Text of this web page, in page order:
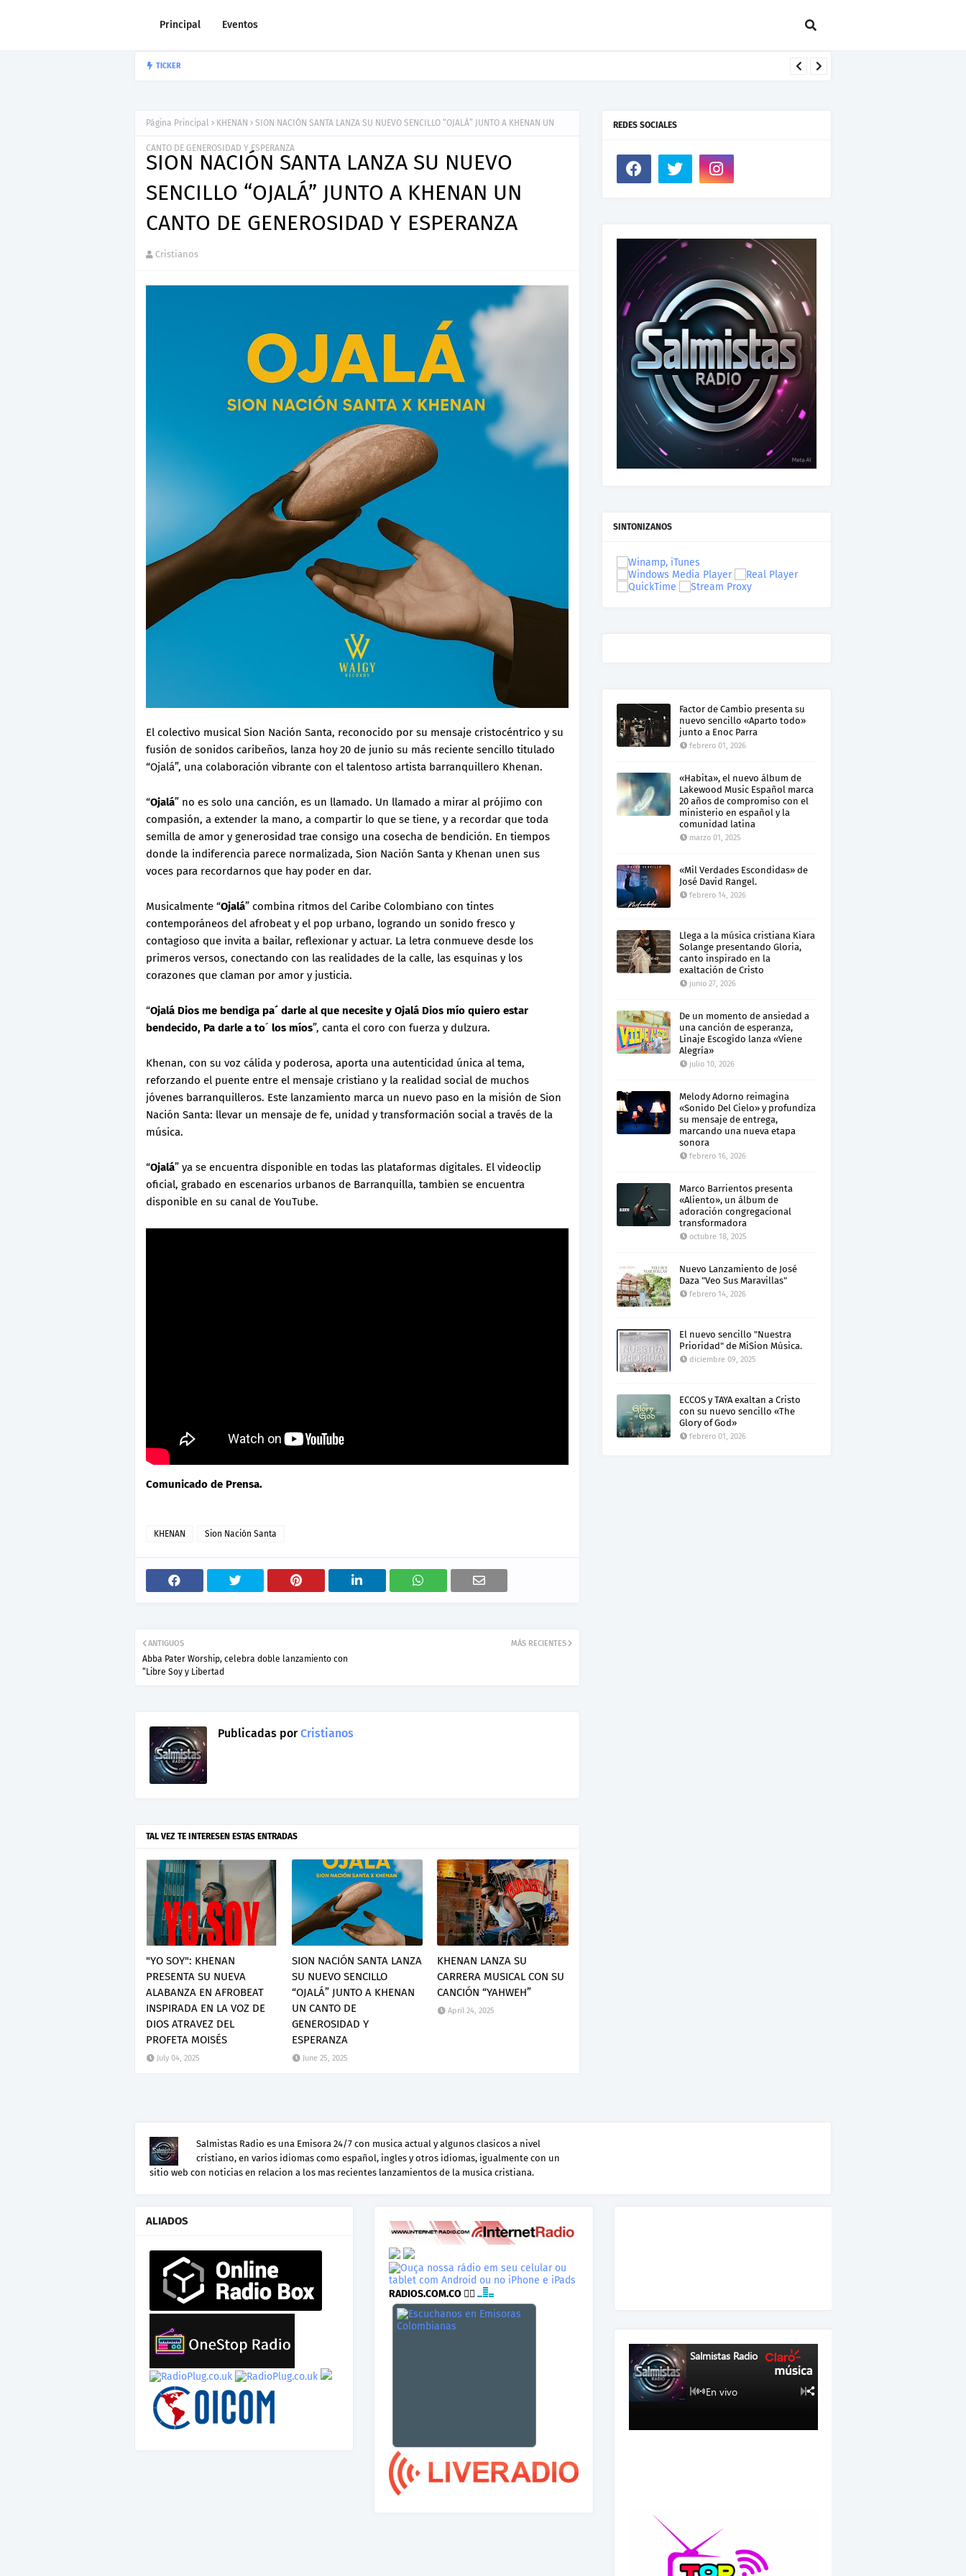
Principal Eventos
TICKER
Página Principal KHENAN SION NACIÓN SANTA LANZA SU NUEVO SENCILLO “OJALÁ” JUNTO A KHENAN UN
CANTO DE GENEROSIDAD Y ESPERANZA
SION NACIÓN SANTA LANZA SU NUEVO
SENCILLO “OJALÁ” JUNTO A KHENAN UN
CANTO DE GENEROSIDAD Y ESPERANZA
Cristianos
El colectivo musical Sion Nación Santa, reconocido por su mensaje cristocéntrico y su
fusión de sonidos caribeños, lanza hoy 20 de junio su más reciente sencillo titulado
“Ojalá”, una colaboración vibrante con el talentoso artista barranquillero Khenan.
“Ojalá” no es solo una canción, es un llamado. Un llamado a mirar al prójimo con
compasión, a extender la mano, a compartir lo que se tiene, y a recordar que toda
semilla de amor y generosidad trae consigo una cosecha de bendición. En tiempos
donde la indiferencia parece normalizada, Sion Nación Santa y Khenan unen sus
voces para recordarnos que hay poder en dar.
Musicalmente “Ojalá” combina ritmos del Caribe Colombiano con tintes
contemporáneos del afrobeat y el pop urbano, logrando un sonido fresco y
contagioso que invita a bailar, reflexionar y actuar. La letra conmueve desde los
primeros versos, conectando con las realidades de la calle, las esquinas y los
corazones que claman por amor y justicia.
“Ojalá Dios me bendiga pa´ darle al que necesite y Ojalá Dios mío quiero estar
bendecido, Pa darle a to´ los míos”, canta el coro con fuerza y dulzura.
Khenan, con su voz cálida y poderosa, aporta una autenticidad única al tema,
reforzando el puente entre el mensaje cristiano y la realidad social de muchos
jóvenes barranquilleros. Este lanzamiento marca un nuevo paso en la misión de Sion
Nación Santa: llevar un mensaje de fe, unidad y transformación social a través de la
música.
“Ojalá” ya se encuentra disponible en todas las plataformas digitales. El videoclip
oficial, grabado en escenarios urbanos de Barranquilla, tambien se encuentra
disponible en su canal de YouTube.
Comunicado de Prensa.
KHENAN Sion Nación Santa
MÁS RECIENTES
ANTIGUOS
Abba Pater Worship, celebra doble lanzamiento con
“Libre Soy y Libertad
Publicadas porCristianos
TAL VEZ TE INTERESEN ESTAS ENTRADAS
"YO SOY": KHENAN
PRESENTA SU NUEVA
ALABANZA EN AFROBEAT
INSPIRADA EN LA VOZ DE
DIOS ATRAVEZ DEL
PROFETA MOISÉS
July 04, 2025
SION NACIÓN SANTA LANZA
SU NUEVO SENCILLO
“OJALÁ” JUNTO A KHENAN
UN CANTO DE
GENEROSIDAD Y
ESPERANZA
June 25, 2025
KHENAN LANZA SU
CARRERA MUSICAL CON SU
CANCIÓN “YAHWEH”
April 24, 2025
REDES SOCIALES
SINTONIZANOS
Factor de Cambio presenta su
nuevo sencillo «Aparto todo»
junto a Enoc Parra
febrero 01, 2026
«Habita», el nuevo álbum de
Lakewood Music Español marca
20 años de compromiso con el
ministerio en español y la
comunidad latina
marzo 01, 2025
«Mil Verdades Escondidas» de
José David Rangel.
febrero 14, 2026
Llega a la música cristiana Kiara
Solange presentando Gloria,
canto inspirado en la
exaltación de Cristo
junio 27, 2026
De un momento de ansiedad a
una canción de esperanza,
Linaje Escogido lanza «Viene
Alegría»
julio 10, 2026
Melody Adorno reimagina
«Sonido Del Cielo» y profundiza
su mensaje de entrega,
marcando una nueva etapa
sonora
febrero 16, 2026
Marco Barrientos presenta
«Aliento», un álbum de
adoración congregacional
transformadora
octubre 18, 2025
Nuevo Lanzamiento de José
Daza "Veo Sus Maravillas"
febrero 14, 2026
El nuevo sencillo "Nuestra
Prioridad" de MiSion Música.
diciembre 09, 2025
ECCOS y TAYA exaltan a Cristo
con su nuevo sencillo «The
Glory of God»
febrero 01, 2026
Salmistas Radio es una Emisora 24/7 con musica actual y algunos clasicos a nivel
cristiano, en varios idiomas como español, ingles y otros idiomas, igualmente con un
sitio web con noticias en relacion a los mas recientes lanzamientos de la musica cristiana.
ALIADOS
RADIOS.COM.CO 👉🏾